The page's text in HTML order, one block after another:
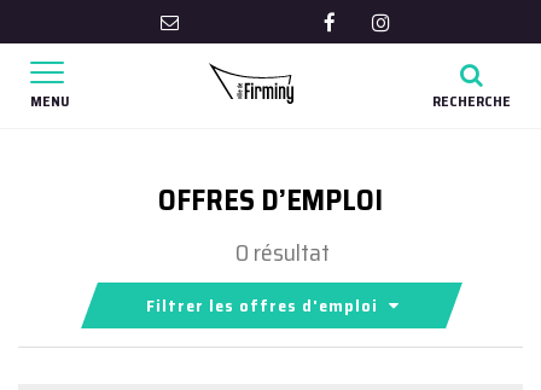
Lien
Lien
compte
Aller
à
MENU à
la
RECHERCHE
OFFRES D’EMPLOI
0 résultat
Filtrer les offres d'emploi